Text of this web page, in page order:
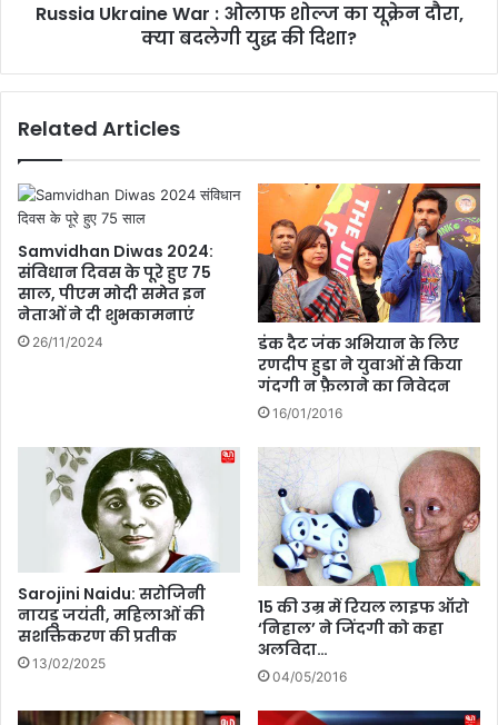
B
जें
0
2
4
में
ना
ग
पु
या
का
ज
ल
वा
W
:
ओ
ला
फ
शो
ल्ज
का
ले
गी
यु
द्ध
की
शा
Russia Ukraine War : ओलाफ शोल्ज का यूक्रेन दौरा,
क्या बदलेगी युद्ध की दिशा?
Related Articles
Samvidhan Diwas 2024:
संविधान दिवस के पूरे हुए 75
साल, पीएम मोदी समेत इन
नेताओं ने दी शुभकामनाएं
26/11/2024
डंक दैट जंक अभियान के लिए
रणदीप हुडा ने युवाओं से किया
गंदगी न फ़ैलाने का निवेदन
16/01/2016
Sarojini Naidu: सरोजिनी
नायडू जयंती, महिलाओं की
सशक्तिकरण की प्रतीक
13/02/2025
15 की उम्र में रियल लाइफ ऑरो
‘निहाल’ ने जिंदगी को कहा
अलविदा…
04/05/2016